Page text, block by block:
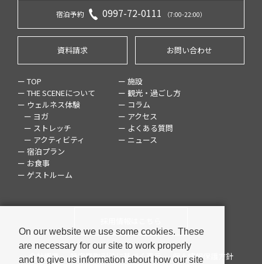
宿泊予約 0997-72-0111 （7:00-22:00）
資料請求 お問い合わせ
ー TOP
ー THE SCENEについて
ー ウェルネス体験
ー ヨガ
ー ストレッチ
ー アクティビティ
ー 宿泊プラン
ー お食事
ー ゲストルーム
ー 施設
ー 観光・過ごし方
ー コラム
ー アクセス
ー よくある質問
ー ニュース
会社概要 特定商取引法に基づく表示 個人情報保護方針
On our website we use some cookies. These
are necessary for our site to work properly
and to give us information about how our site